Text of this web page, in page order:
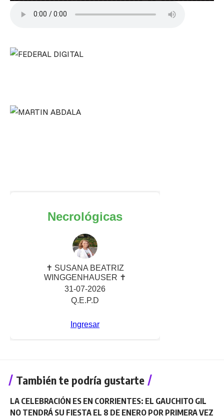
También te podría gustarte
LA CELEBRACIÓN ES EN CORRIENTES: EL GAUCHITO GIL
NO TENDRÁ SU FIESTA EL 8 DE ENERO POR PRIMERA VEZ